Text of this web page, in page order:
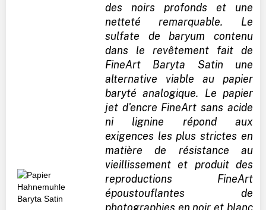
des noirs profonds et une
netteté remarquable. Le
sulfate de baryum contenu
dans le revêtement fait de
FineArt Baryta Satin une
alternative viable au papier
baryté analogique. Le papier
jet d'encre FineArt sans acide
ni lignine répond aux
exigences les plus strictes en
matière de résistance au
vieillissement et produit des
reproductions FineArt
époustouflantes de
photographies en noir et blanc